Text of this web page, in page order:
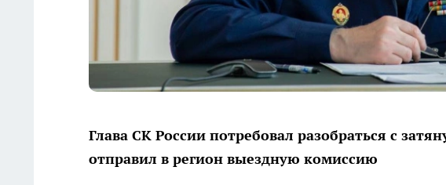
Глава СК России потребовал разобраться с
отправил в регион выездную комиссию